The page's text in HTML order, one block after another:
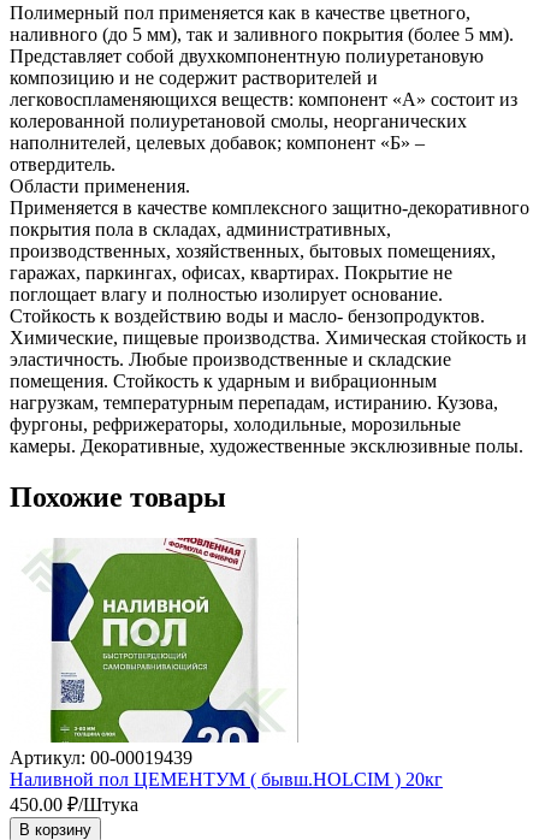
Полимерный пол применяется как в качестве цветного,
наливного (до 5 мм), так и заливного покрытия (более 5 мм).
Представляет собой двухкомпонентную полиуретановую
композицию и не содержит растворителей и
легковоспламеняющихся веществ: компонент «А» состоит из
колерованной полиуретановой смолы, неорганических
наполнителей, целевых добавок; компонент «Б» –
отвердитель.
Области применения.
Применяется в качестве комплексного защитно-декоративного
покрытия пола в складах, административных,
производственных, хозяйственных, бытовых помещениях,
гаражах, паркингах, офисах, квартирах. Покрытие не
поглощает влагу и полностью изолирует основание.
Стойкость к воздействию воды и масло- бензопродуктов.
Химические, пищевые производства. Химическая стойкость и
эластичность. Любые производственные и складские
помещения. Стойкость к ударным и вибрационным
нагрузкам, температурным перепадам, истиранию. Кузова,
фургоны, рефрижераторы, холодильные, морозильные
камеры. Декоративные, художественные эксклюзивные полы.
Похожие товары
Артикул: 00-00019439
Наливной пол ЦЕМЕНТУМ ( бывш.HOLCIM ) 20кг
450.00 ₽/Штука
В корзину